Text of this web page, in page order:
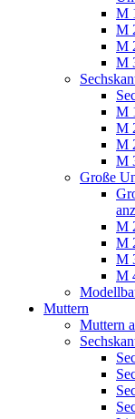
M
M
M
M
M
M
M
M
Große
M
M
M
M
Muttern
Muttern